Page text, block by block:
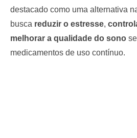
destacado como uma alternativa
busca reduzir o estresse,
melhorar a qualidade do sono
medicamentos de uso contínuo.